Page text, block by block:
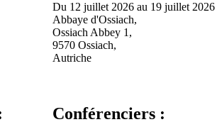
Du 12 juillet 2026 au 19 juillet 2026
Abbaye d'Ossiach,
Ossiach Abbey 1,
9570 Ossiach,
Autriche
Conférenciers :